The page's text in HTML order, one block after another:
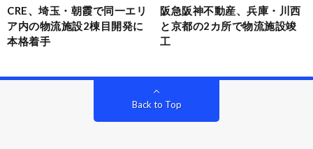
CRE、埼玉・朝霞で同一エリ
ア内の物流施設2棟目開発に
本格着手
阪急阪神不動産、兵庫・川西
と京都の2カ所で物流施設竣
工
Back to Top